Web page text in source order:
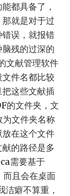
都具备了，
就是对于过
误，就报错
残的过深的
文献管理软件
件名都比较
这些文献插
的文件夹，文
文件夹名称
在这个文件
的路径是多
需要基于
且会在桌面
癖不算重，